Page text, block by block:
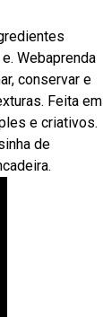
Webaprenda
conservar e
Feita em
e criativos.
de